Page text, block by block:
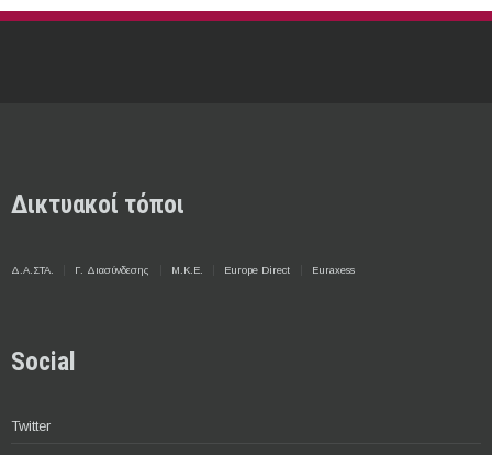
Δικτυακοί τόποι
Δ.Α.ΣΤΑ. Γ. Διασύνδεσης Μ.Κ.Ε. Europe Direct Euraxess
Social
Twitter